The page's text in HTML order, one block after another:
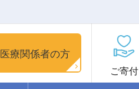
医療関係者の方
ご寄付